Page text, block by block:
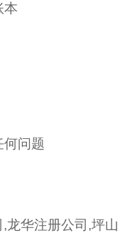
本
何问题
龙华注册公司,坪山